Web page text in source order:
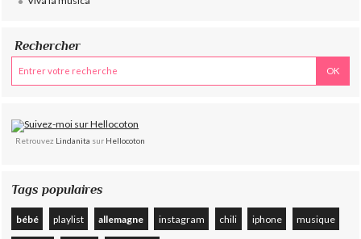
Rechercher
Retrouvez Lindanita sur Hellocoton
Tags populaires
bébé playlist allemagne instagram chili iphone musique